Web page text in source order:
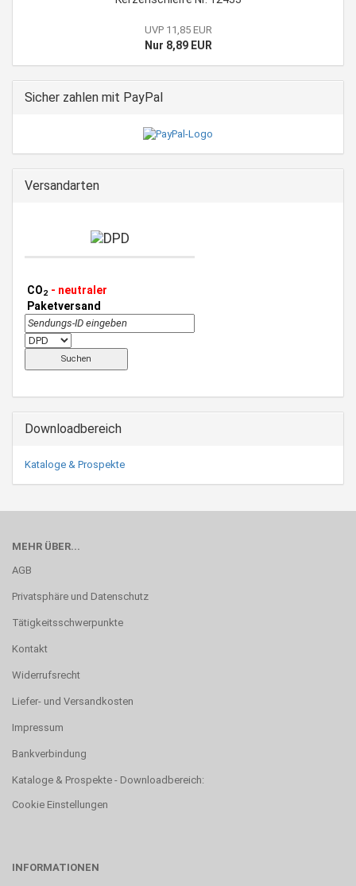
UVP 11,85 EUR
Nur 8,89 EUR
Sicher zahlen mit PayPal
Versandarten
CO2 - neutraler
Paketversand
Downloadbereich
Kataloge & Prospekte
MEHR ÜBER...
AGB
Privatsphäre und Datenschutz
Tätigkeitsschwerpunkte
Kontakt
Widerrufsrecht
Liefer- und Versandkosten
Impressum
Bankverbindung
Kataloge & Prospekte - Downloadbereich:
Cookie Einstellungen
INFORMATIONEN